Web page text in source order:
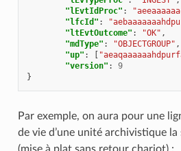
"lEvtIdProc" :
"lfcId" :
"ltEvtOutcome" : "OK" ,
"mdType" : "OBJECTGROUP" ,
"up" :
"version" :
9
}
Par exemple, on aura pour une
de vie d’une unité archivistique